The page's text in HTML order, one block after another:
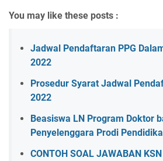
You may like these posts :
Jadwal Pendaftaran PPG
2022
Prosedur Syarat Jadwal
2022
Beasiswa LN Program Doktor
Penyelenggara Prodi
CONTOH SOAL JAWABAN